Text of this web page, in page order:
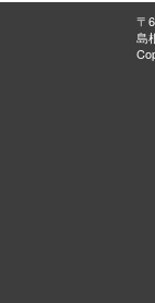
〒
島